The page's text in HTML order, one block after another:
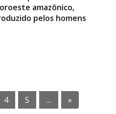
amazônico,
pelos homens
4 5 … »